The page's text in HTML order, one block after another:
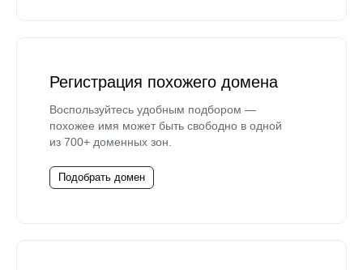
Регистрация похожего домена
Воспользуйтесь удобным подбором —
похожее имя может быть свободно в одной
из 700+ доменных зон.
Подобрать домен